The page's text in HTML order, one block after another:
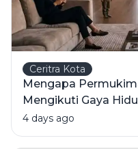
Ceritra Kota
Mengapa
Mengikuti Gaya
4 days ago